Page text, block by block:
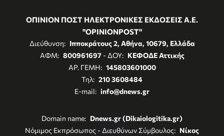
ΟΠΙΝΙΟΝ ΠΟΣΤ ΗΛΕΚΤΡΟΝΙΚΕΣ ΕΚΔΟΣΕΙΣ Α.Ε.
"OPINIONPOST"
Διεύθυνση: Ιπποκράτους 2, Αθήνα, 10679, Ελλάδα
ΑΦΜ: 800961697- ΔΟΥ: ΚΕΦΟΔΕ Αττικής
ΑΡ. ΓΕΜΗ: 145803601000
Τηλ: 210 3608484
E-mail: info@dnews.gr
Domain name: Dnews.gr (Dikaiologitika.gr)
Νόμιμος Εκπρόσωπος - Διευθύνων Σύμβουλος: Νίκος